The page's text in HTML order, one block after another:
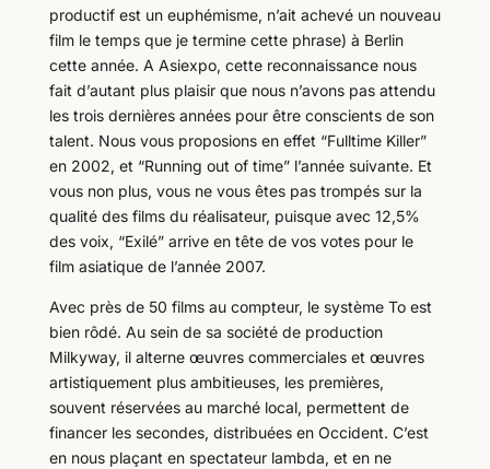
productif est un euphémisme, n’ait achevé un nouveau
film le temps que je termine cette phrase) à Berlin
cette année. A Asiexpo, cette reconnaissance nous
fait d’autant plus plaisir que nous n’avons pas attendu
les trois dernières années pour être conscients de son
talent. Nous vous proposions en effet “Fulltime Killer”
en 2002, et “Running out of time” l’année suivante. Et
vous non plus, vous ne vous êtes pas trompés sur la
qualité des films du réalisateur, puisque avec 12,5%
des voix, “Exilé” arrive en tête de vos votes pour le
film asiatique de l’année 2007.
Avec près de 50 films au compteur, le système To est
bien rôdé. Au sein de sa société de production
Milkyway, il alterne œuvres commerciales et œuvres
artistiquement plus ambitieuses, les premières,
souvent réservées au marché local, permettent de
financer les secondes, distribuées en Occident. C’est
en nous plaçant en spectateur lambda, et en ne